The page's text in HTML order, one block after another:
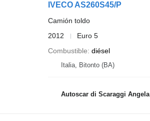
IVECO AS260S45/P
Camión toldo
2012
Euro 5
Combustible diésel
Italia, Bitonto (BA)
Autoscar di Scaraggi Angela